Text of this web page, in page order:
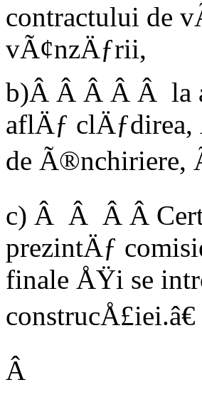
contractului de
vÃ¢nzÄƒrii,
b)Â Â Â Â Â la
aflÄƒ
de Ã®nchiriere,
c) Â Â Â Â
prezintÄƒ
finale ÅŸi se
construcÅ£iei.â€
Â